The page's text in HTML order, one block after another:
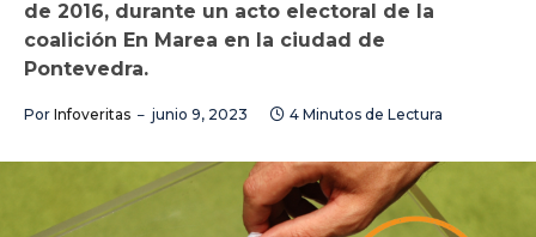
de 2016, durante un acto electoral de la
coalición En Marea en la ciudad de
Pontevedra.
Por Infoveritas junio 9, 2023 4 Minutos de Lectura